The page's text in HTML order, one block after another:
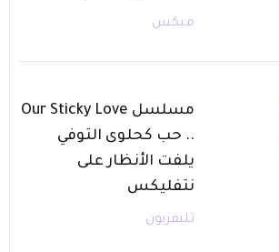
ميكس
مسلسل Our Sticky Love
.. حب كحلوى التوفي
يلفت الأنظار على
نتفليكس
تليفزيون